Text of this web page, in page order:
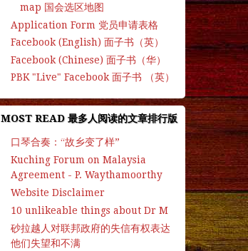
map 国会选区地图
Application Form 党员申请表格
Facebook (English) 面子书（英）
Facebook (Chinese) 面子书（华）
PBK "Live" Facebook 面子书 （英）
MOST READ 最多人阅读的文章排行版
口琴合奏：“故乡变了样”
Kuching Forum on Malaysia
Agreement - P. Waythamoorthy
Website Disclaimer
10 unlikeable things about Dr M
砂拉越人对联邦政府的失信有权表达
他们失望和不满